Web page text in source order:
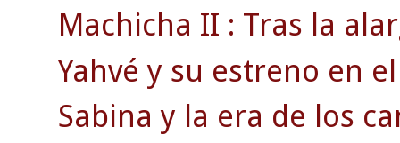
Machicha II : Tras la
Yahvé y su estreno en
Sabina y la era de los